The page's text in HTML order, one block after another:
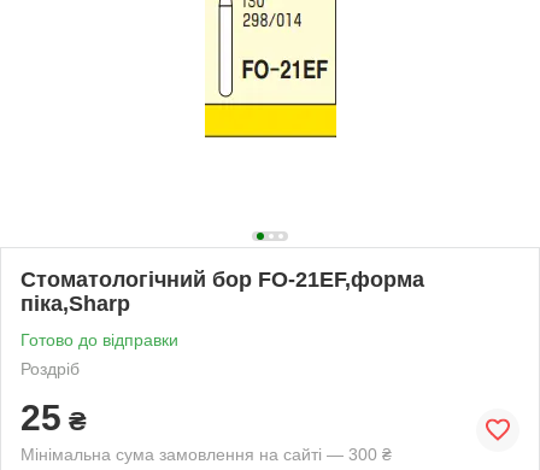
Стоматологічний бор FO-21EF,форма
піка,Sharp
Готово до відправки
Роздріб
25 ₴
Мінімальна сума замовлення на сайті — 300 ₴